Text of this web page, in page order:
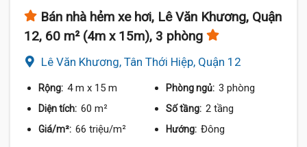
Bán nhà hẻm xe hơi, Lê Văn Khương, Quận
12, 60 m² (4m x 15m), 3 phòng
Lê Văn Khương, Tân Thới Hiệp, Quận 12
Rộng: 4 m x 15 m Phòng ngủ: 3 phòng
Diện tích: 60 m² Số tầng: 2 tầng
Giá/m²: 66 triệu/m² Hướng: Đông